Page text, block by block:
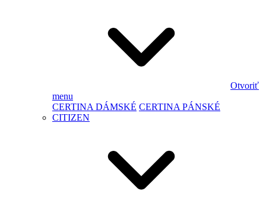
Otvoriť
menu
CERTINA DÁMSKÉ CERTINA PÁNSKÉ
CITIZEN